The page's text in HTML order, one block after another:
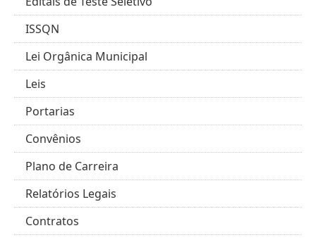
ISSQN
Lei Orgânica Municipal
Leis
Portarias
Convênios
Plano de Carreira
Relatórios Legais
Contratos